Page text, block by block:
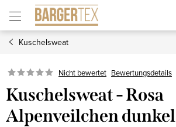
Inhalt
springen
Kuschelsweat
Nicht bewertet Bewertungsdetails
Kuschelsweat - Rosa
Alpenveilchen dunkel